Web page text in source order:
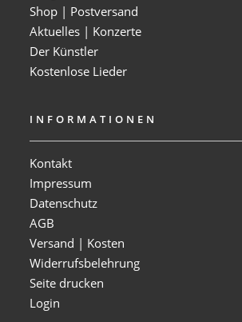
Shop | Postversand
Aktuelles | Konzerte
Der Künstler
Kostenlose Lieder
INFORMATIONEN
Kontakt
Impressum
Datenschutz
AGB
Versand | Kosten
Widerrufsbelehrung
Seite drucken
Login